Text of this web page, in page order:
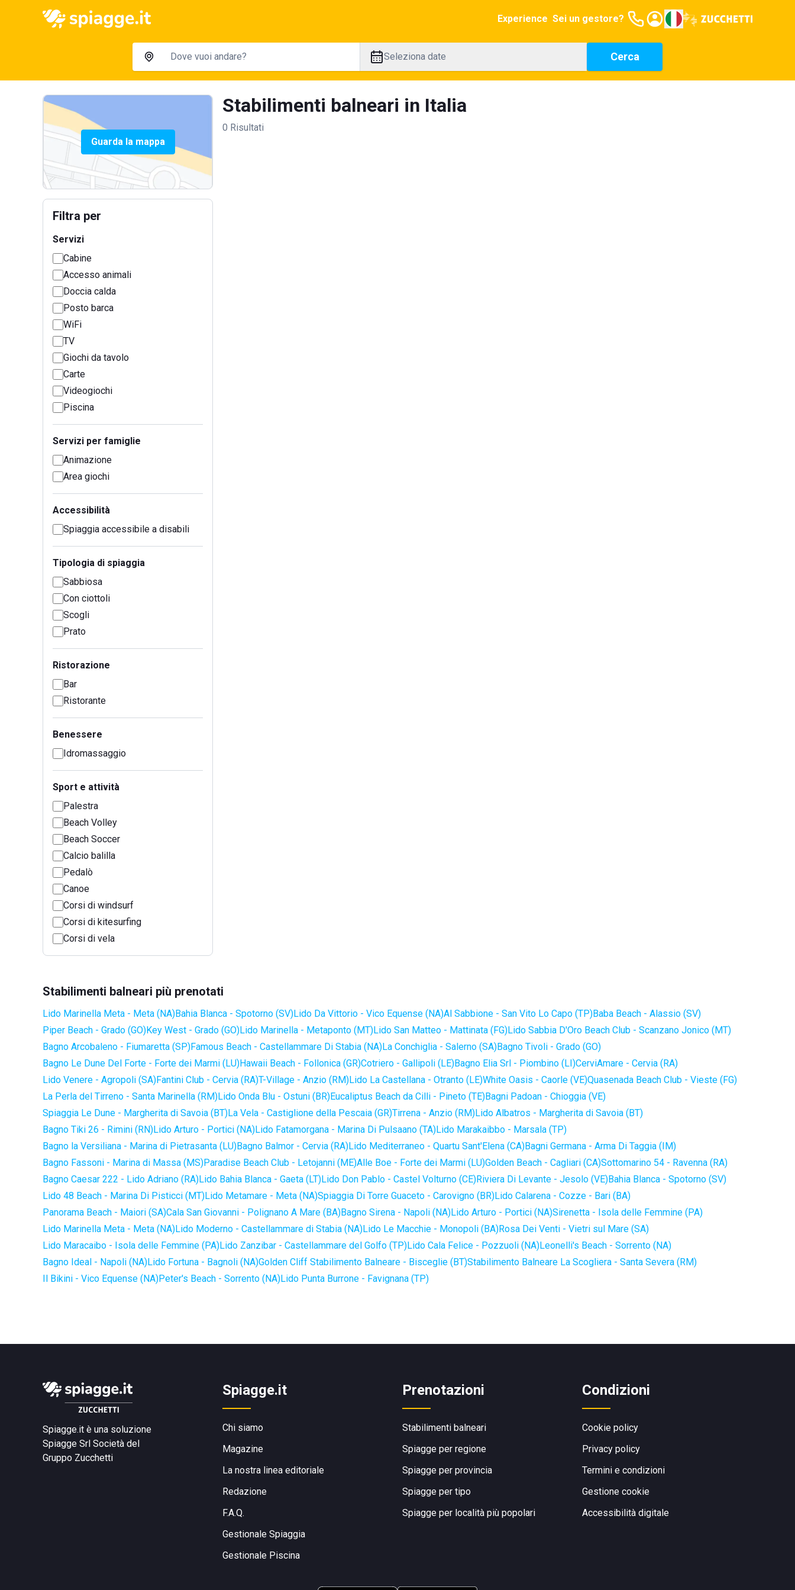
Experience Sei un gestore?
Seleziona date Cerca
Guarda la mappa
Filtra per
Servizi
Cabine
Accesso animali
Doccia calda
Posto barca
WiFi
TV
Giochi da tavolo
Carte
Videogiochi
Piscina
Servizi per famiglie
Animazione
Area giochi
Accessibilità
Spiaggia accessibile a disabili
Tipologia di spiaggia
Sabbiosa
Con ciottoli
Scogli
Prato
Ristorazione
Bar
Ristorante
Benessere
Idromassaggio
Sport e attività
Palestra
Beach Volley
Beach Soccer
Calcio balilla
Pedalò
Canoe
Corsi di windsurf
Corsi di kitesurfing
Corsi di vela
Stabilimenti balneari in Italia
0 Risultati
Stabilimenti balneari più prenotati
Lido Marinella Meta - Meta (NA)Bahia Blanca - Spotorno (SV)Lido Da Vittorio - Vico Equense (NA)Al Sabbione - San Vito Lo Capo (TP)Baba Beach - Alassio (SV)
Piper Beach - Grado (GO)Key West - Grado (GO)Lido Marinella - Metaponto (MT)Lido San Matteo - Mattinata (FG)Lido Sabbia D'Oro Beach Club - Scanzano Jonico (MT)
Bagno Arcobaleno - Fiumaretta (SP)Famous Beach - Castellammare Di Stabia (NA)La Conchiglia - Salerno (SA)Bagno Tivoli - Grado (GO)
Bagno Le Dune Del Forte - Forte dei Marmi (LU)Hawaii Beach - Follonica (GR)Cotriero - Gallipoli (LE)Bagno Elia Srl - Piombino (LI)CerviAmare - Cervia (RA)
Lido Venere - Agropoli (SA)Fantini Club - Cervia (RA)T-Village - Anzio (RM)Lido La Castellana - Otranto (LE)White Oasis - Caorle (VE)Quasenada Beach Club - Vieste (FG)
La Perla del Tirreno - Santa Marinella (RM)Lido Onda Blu - Ostuni (BR)Eucaliptus Beach da Cilli - Pineto (TE)Bagni Padoan - Chioggia (VE)
Spiaggia Le Dune - Margherita di Savoia (BT)La Vela - Castiglione della Pescaia (GR)Tirrena - Anzio (RM)Lido Albatros - Margherita di Savoia (BT)
Bagno Tiki 26 - Rimini (RN)Lido Arturo - Portici (NA)Lido Fatamorgana - Marina Di Pulsaano (TA)Lido Marakaibbo - Marsala (TP)
Bagno la Versiliana - Marina di Pietrasanta (LU)Bagno Balmor - Cervia (RA)Lido Mediterraneo - Quartu Sant'Elena (CA)Bagni Germana - Arma Di Taggia (IM)
Bagno Fassoni - Marina di Massa (MS)Paradise Beach Club - Letojanni (ME)Alle Boe - Forte dei Marmi (LU)Golden Beach - Cagliari (CA)Sottomarino 54 - Ravenna (RA)
Bagno Caesar 222 - Lido Adriano (RA)Lido Bahia Blanca - Gaeta (LT)Lido Don Pablo - Castel Volturno (CE)Riviera Di Levante - Jesolo (VE)Bahia Blanca - Spotorno (SV)
Lido 48 Beach - Marina Di Pisticci (MT)Lido Metamare - Meta (NA)Spiaggia Di Torre Guaceto - Carovigno (BR)Lido Calarena - Cozze - Bari (BA)
Panorama Beach - Maiori (SA)Cala San Giovanni - Polignano A Mare (BA)Bagno Sirena - Napoli (NA)Lido Arturo - Portici (NA)Sirenetta - Isola delle Femmine (PA)
Lido Marinella Meta - Meta (NA)Lido Moderno - Castellammare di Stabia (NA)Lido Le Macchie - Monopoli (BA)Rosa Dei Venti - Vietri sul Mare (SA)
Lido Maracaibo - Isola delle Femmine (PA)Lido Zanzibar - Castellammare del Golfo (TP)Lido Cala Felice - Pozzuoli (NA)Leonelli's Beach - Sorrento (NA)
Bagno Ideal - Napoli (NA)Lido Fortuna - Bagnoli (NA)Golden Cliff Stabilimento Balneare - Bisceglie (BT)Stabilimento Balneare La Scogliera - Santa Severa (RM)
Il Bikini - Vico Equense (NA)Peter's Beach - Sorrento (NA)Lido Punta Burrone - Favignana (TP)
Spiagge.it è una soluzione
Spiagge Srl Società del
Gruppo Zucchetti
Spiagge.it
Chi siamo
Magazine
La nostra linea editoriale
Redazione
F.A.Q.
Gestionale Spiaggia
Gestionale Piscina
Prenotazioni
Stabilimenti balneari
Spiagge per regione
Spiagge per provincia
Spiagge per tipo
Spiagge per località più popolari
Condizioni
Cookie policy
Privacy policy
Termini e condizioni
Gestione cookie
Accessibilità digitale